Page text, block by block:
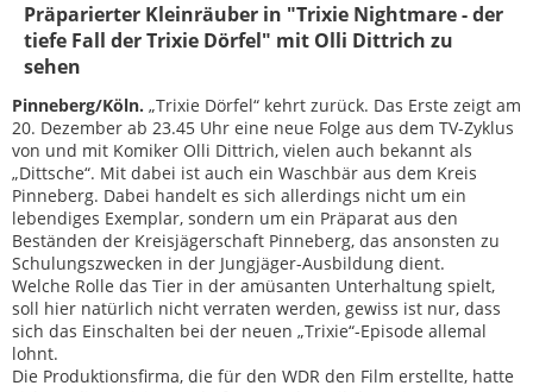
Präparierter Kleinräuber in "Trixie Nightmare - der
tiefe Fall der Trixie Dörfel" mit Olli Dittrich zu
sehen
Pinneberg/Köln. „Trixie Dörfel“ kehrt zurück. Das Erste zeigt am
20. Dezember ab 23.45 Uhr eine neue Folge aus dem TV-Zyklus
von und mit Komiker Olli Dittrich, vielen auch bekannt als
„Dittsche“. Mit dabei ist auch ein Waschbär aus dem Kreis
Pinneberg. Dabei handelt es sich allerdings nicht um ein
lebendiges Exemplar, sondern um ein Präparat aus den
Beständen der Kreisjägerschaft Pinneberg, das ansonsten zu
Schulungszwecken in der Jungjäger-Ausbildung dient.
Welche Rolle das Tier in der amüsanten Unterhaltung spielt,
soll hier natürlich nicht verraten werden, gewiss ist nur, dass
sich das Einschalten bei der neuen „Trixie“-Episode allemal
lohnt.
Die Produktionsfirma, die für den WDR den Film erstellte, hatte